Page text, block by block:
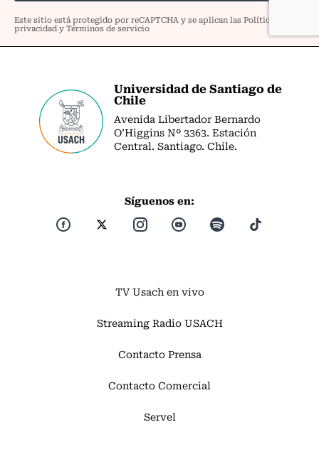
Universidad de Santiago de
Chile
Avenida Libertador Bernardo
O’Higgins Nº 3363. Estación
Central. Santiago. Chile.
Síguenos en:
TV Usach en vivo
Streaming Radio USACH
Contacto Prensa
Contacto Comercial
Servel